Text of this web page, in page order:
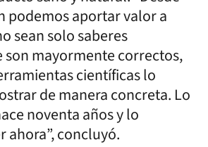
podemos aportar valor a
sean solo saberes
son mayormente correctos,
científicas lo
de manera concreta. Lo
noventa años y lo
ahora”, concluyó.